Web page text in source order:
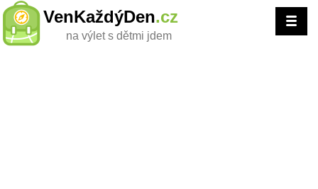
VenKaždýDen.cz
na výlet s dětmi jdem